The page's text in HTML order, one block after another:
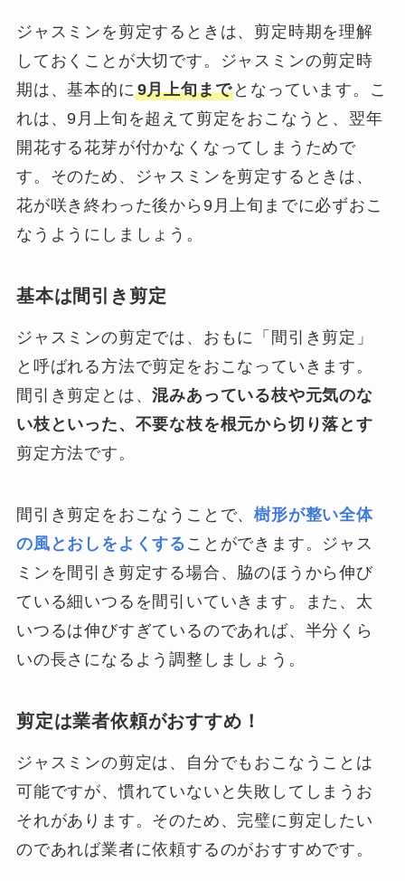
ジャスミンを剪定するときは、剪定時期を理解
しておくことが大切です。ジャスミンの剪定時
期は、基本的に 9月上旬まで となっています。こ
れは、9月上旬を超えて剪定をおこなうと、翌年
開花する花芽が付かなくなってしまうためで
す。そのため、ジャスミンを剪定するときは、
花が咲き終わった後から9月上旬までに必ずおこ
なうようにしましょう。
基本は間引き剪定
ジャスミンの剪定では、おもに「間引き剪定」
と呼ばれる方法で剪定をおこなっていきます。
間引き剪定とは、混みあっている枝や元気のな
い枝といった、不要な枝を根元から切り落とす
剪定方法です。
間引き剪定をおこなうことで、樹形が整い全体
の風とおしをよくする ことができます。ジャス
ミンを間引き剪定する場合、脇のほうから伸び
ている細いつるを間引いていきます。また、太
いつるは伸びすぎているのであれば、半分くら
いの長さになるよう調整しましょう。
剪定は業者依頼がおすすめ！
ジャスミンの剪定は、自分でもおこなうことは
可能ですが、慣れていないと失敗してしまうお
それがあります。そのため、完璧に剪定したい
のであれば業者に依頼するのがおすすめです。